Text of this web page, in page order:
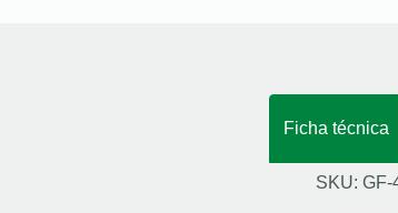
Ficha técnica
SKU: